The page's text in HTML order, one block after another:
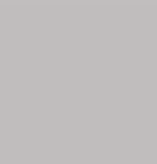
Calvados Pays